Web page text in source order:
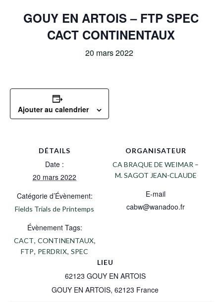
GOUY EN ARTOIS – FTP SPEC
CACT CONTINENTAUX
20 mars 2022
Ajouter au calendrier
DÉTAILS
Date :
20 mars 2022
Catégorie d’Évènement:
Fields Trials de Printemps
Évènement Tags:
CACT, CONTINENTAUX,
FTP, PERDRIX, SPEC
LIEU
62123 GOUY EN ARTOIS
GOUY EN ARTOIS, 62123 France
ORGANISATEUR
CA BRAQUE DE WEIMAR –
M. SAGOT JEAN-CLAUDE
E-mail
cabw@wanadoo.fr